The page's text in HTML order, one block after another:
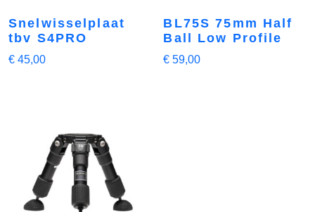
Snelwisselplaat
tbv S4PRO
€ 45,00
BL75S 75mm Half
Ball Low Profile
€ 59,00